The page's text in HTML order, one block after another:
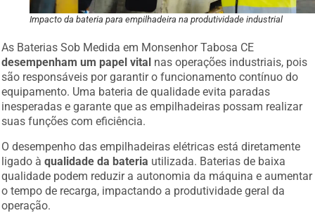
Impacto da bateria para empilhadeira na produtividade industrial
As Baterias Sob Medida em Monsenhor Tabosa CE
desempenham um papel vital nas operações industriais, pois
são responsáveis por garantir o funcionamento contínuo do
equipamento. Uma bateria de qualidade evita paradas
inesperadas e garante que as empilhadeiras possam realizar
suas funções com eficiência.
O desempenho das empilhadeiras elétricas está diretamente
ligado àqualidade da bateria utilizada. Baterias de baixa
qualidade podem reduzir a autonomia da máquina e aumentar
o tempo de recarga, impactando a produtividade geral da
operação.